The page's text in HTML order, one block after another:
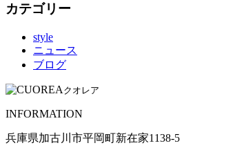
カテゴリー
style
ニュース
ブログ
クオレア
INFORMATION
兵庫県加古川市平岡町新在家1138-5